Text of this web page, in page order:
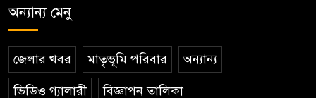
অন্যান্য মেনু
জেলার খবর মাতৃভূমি পরিবার অন্যান্য
ভিডিও গ্যালারী বিজ্ঞাপন তালিকা